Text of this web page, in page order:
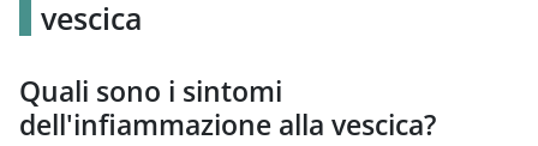
vescica
Quali sono i sintomi
dell'infiammazione alla vescica?